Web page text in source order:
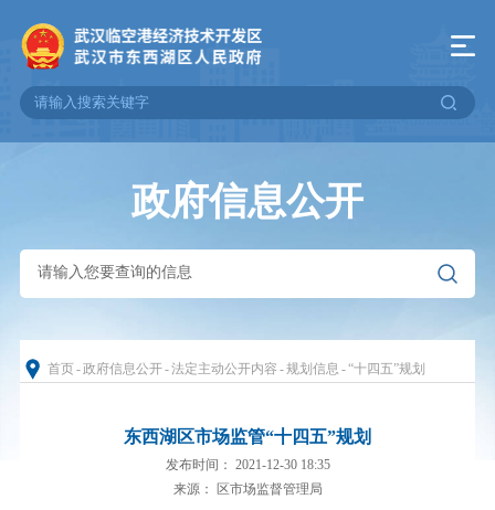
政府信息公开
首页-政府信息公开-法定主动公开内容 -规划信息 -“十四五”规划
东西湖区市场监管“十四五”规划
发布时间： 2021-12-30 18:35
来源： 区市场监督管理局